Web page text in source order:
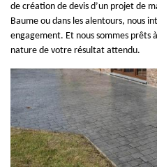
de création de devis d’un projet de
Baume ou dans les alentours, nous
engagement. Et nous sommes prêts
nature de votre résultat attendu.